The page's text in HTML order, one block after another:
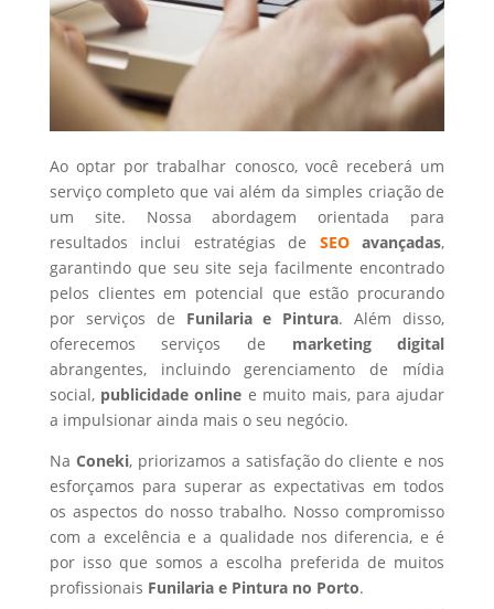
Ao optar por trabalhar conosco, você receberá um
serviço completo que vai além da simples criação de
um site. Nossa abordagem orientada para
resultados inclui estratégias de SEOavançadas,
garantindo que seu site seja facilmente encontrado
pelos clientes em potencial que estão procurando
por serviços de Funilaria e Pintura. Além disso,
oferecemos serviços de marketing digital
abrangentes, incluindo gerenciamento de mídia
social, publicidade online e muito mais, para ajudar
a impulsionar ainda mais o seu negócio.
Na Coneki, priorizamos a satisfação do cliente e nos
esforçamos para superar as expectativas em todos
os aspectos do nosso trabalho. Nosso compromisso
com a excelência e a qualidade nos diferencia, e é
por isso que somos a escolha preferida de muitos
profissionais Funilaria e Pinturano Porto.